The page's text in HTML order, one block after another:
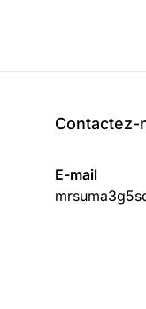
Contactez-
E-mail